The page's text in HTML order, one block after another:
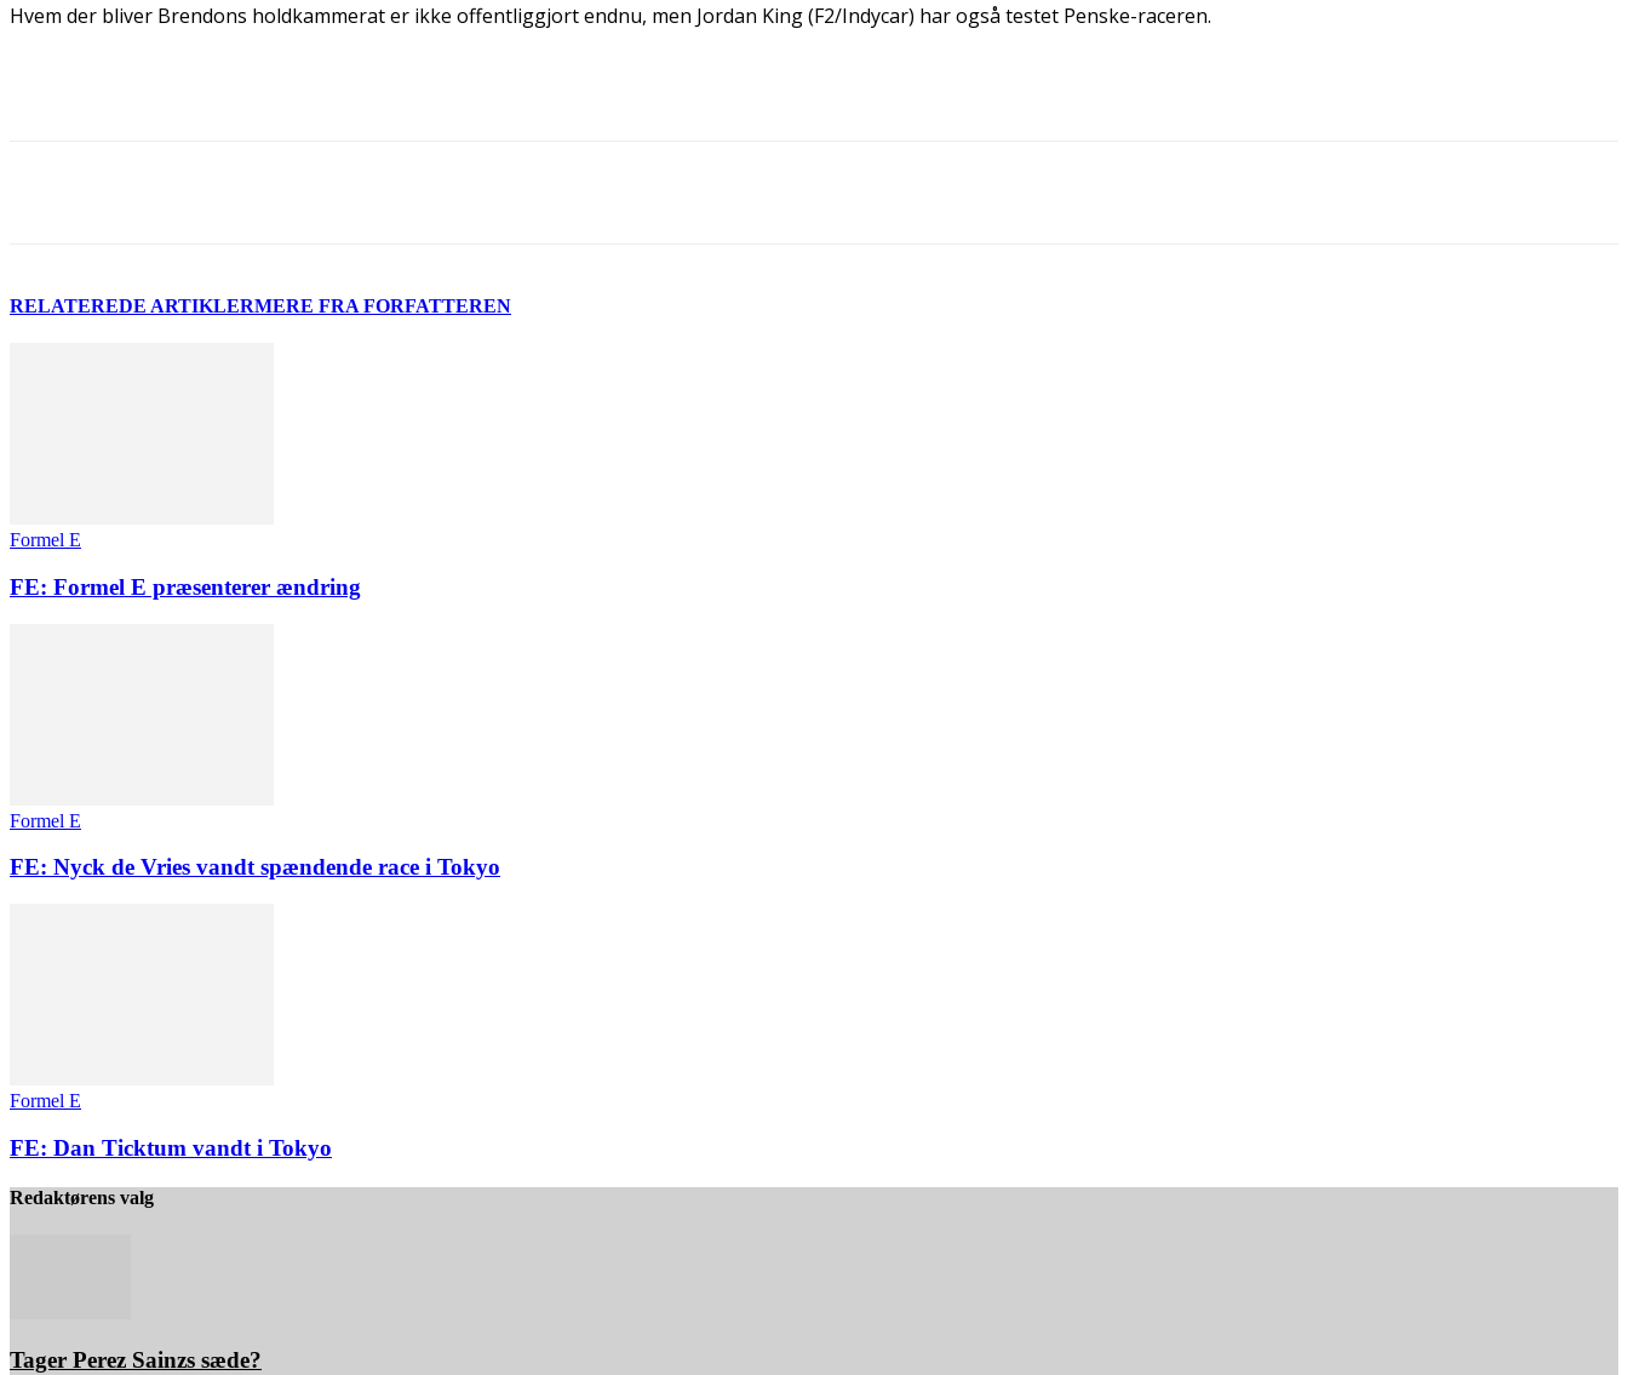
Hvem der bliver Brendons holdkammerat er ikke offentliggjort endnu, men Jordan King (F2/Indycar) har også testet Penske-raceren.
RELATEREDE ARTIKLERMERE FRA FORFATTEREN
Formel E
FE: Formel E præsenterer ændring
Formel E
FE: Nyck de Vries vandt spændende race i Tokyo
Formel E
FE: Dan Ticktum vandt i Tokyo
Redaktørens valg
Tager Perez Sainzs sæde?